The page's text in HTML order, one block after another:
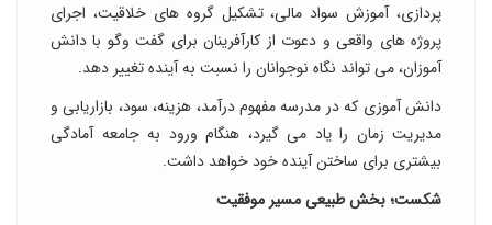
پردازی، آموزش سواد مالی، تشکیل گروه های خلاقیت، اجرای
پروژه های واقعی و دعوت از کارآفرینان برای گفت وگو با دانش
آموزان، می تواند نگاه نوجوانان را نسبت به آینده تغییر دهد.
دانش آموزی که در مدرسه مفهوم درآمد، هزینه، سود، بازاریابی و
مدیریت زمان را یاد می گیرد، هنگام ورود به جامعه آمادگی
بیشتری برای ساختن آینده خود خواهد داشت.
شکست؛ بخش طبیعی مسیر موفقیت